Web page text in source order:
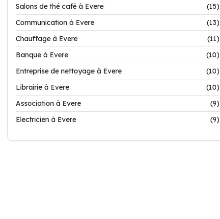
Salons de thé café à Evere
(15)
Communication à Evere
(13)
Chauffage à Evere
(11)
Banque à Evere
(10)
Entreprise de nettoyage à Evere
(10)
Librairie à Evere
(10)
Association à Evere
(9)
Electricien à Evere
(9)